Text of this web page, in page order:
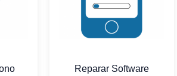
Reparar Software